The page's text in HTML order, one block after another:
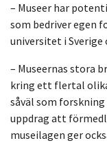
– Museer har
som bedriver egen
universitet i Sverige
– Museernas stora
kring ett flertal
såväl som
uppdrag att
museilagen ger